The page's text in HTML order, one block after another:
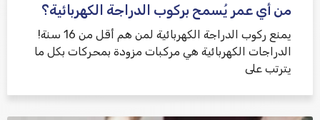
من أي عمر يُسمح بركوب الدراجة الكهربائية؟
يمنع ركوب الدراجة الكهربائية لمن هم أقل من 16 سنة!
الدراجات الكهربائية هي مركبات مزودة بمحركات بكل ما
يترتب على